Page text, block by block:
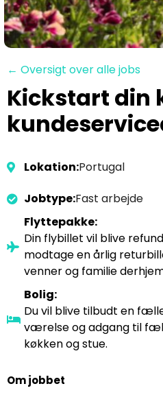
← Oversigt over alle jobs
Kickstart din
Lokation:Portugal
Jobtype:Fast arbejde
Flyttepakke:
Din flybillet vil blive
modtage en årlig
venner og familie
Bolig:
Du vil blive tilbudt en
værelse og adgang til
køkken og stue.
Om jobbet